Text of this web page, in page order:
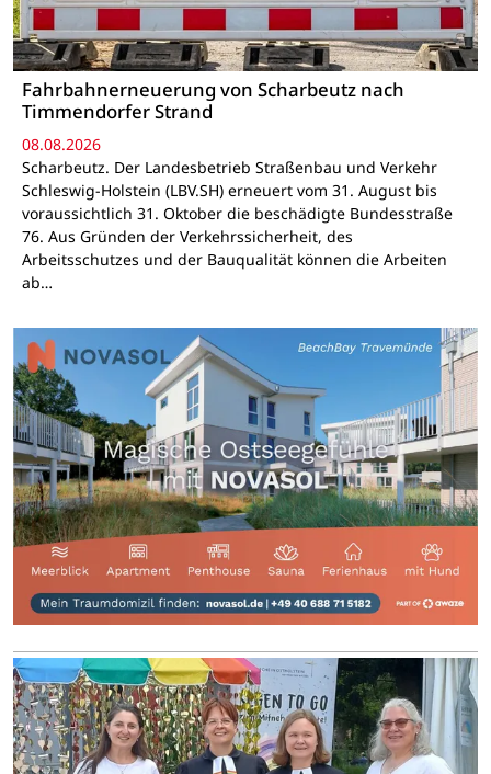
Fahrbahnerneuerung von Scharbeutz nach
Timmendorfer Strand
08.08.2026
Scharbeutz. Der Landesbetrieb Straßenbau und Verkehr
Schleswig-Holstein (LBV.SH) erneuert vom 31. August bis
voraussichtlich 31. Oktober die beschädigte Bundesstraße
76. Aus Gründen der Verkehrssicherheit, des
Arbeitsschutzes und der Bauqualität können die Arbeiten
ab…